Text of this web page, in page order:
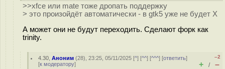
>>xfce или mate тоже дропать поддержку
> это произойдёт автоматически - в gtk5 уже не будет X
А может они не будут переходить. Сделают форк как
trinity.
4.30 ,Аноним (28), 23:25, 05/11/2025 [^] [^^] [^^^] [ответить]
[к модератору]
–2
+ / –